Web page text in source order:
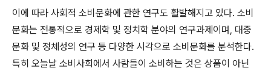
이에 따라 사회적 소비문화에 관한 연구도 활발해지고 있다. 소비
문화는 전통적으로 경제학 및 정치학 분야의 연구과제이며, 대중
문화 및 정체성의 연구 등 다양한 시각으로 소비문화를 분석한다.
특히 오늘날 소비사회에서 사람들이 소비하는 것은 상품이 아닌